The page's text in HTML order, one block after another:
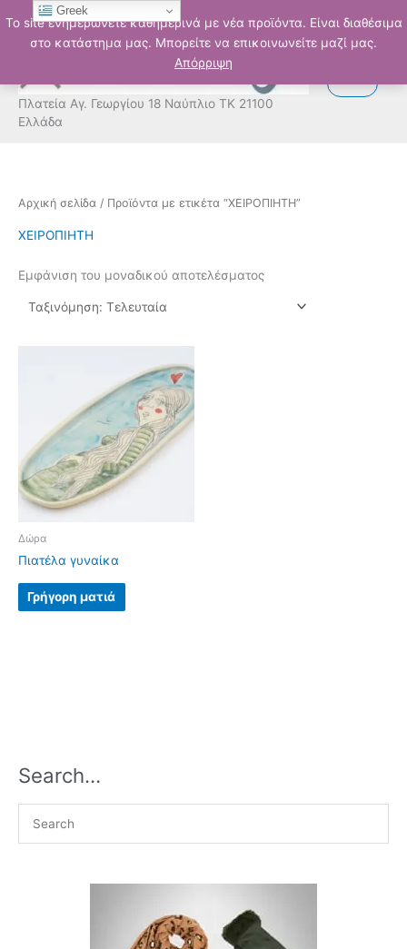
Το site ενημερώνετε καθημερινά με νέα προϊόντα. Είναι διαθέσιμα
στο κατάστημα μας. Μπορείτε να επικοινωνείτε μαζί μας.
Απόρριψη
Μετάβαση
στο
περιεχόμενο
Πλατεία Αγ. Γεωργίου 18 Ναύπλιο ΤΚ 21100
Ελλάδα
Αρχική σελίδα / Προϊόντα με ετικέτα “ΧΕΙΡΟΠΙΗΤΗ”
ΧΕΙΡΟΠΙΗΤΗ
Εμφάνιση του μοναδικού αποτελέσματος
Δώρα
Πιατέλα γυναίκα
Γρήγορη ματιά
Search…
Greek